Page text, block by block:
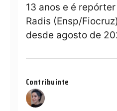
13 anos e é
Radis (Ensp/Fiocruz)
desde agosto de
Contribuinte